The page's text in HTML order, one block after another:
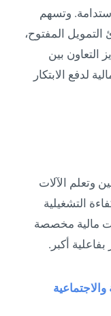
وتسهم
التمويل المفتوح،
التعاون بين
لدفع الابتكار
وتعلم الآلات
التشغيلية
مالية مخصصة
أكبر.
والاجتماعية